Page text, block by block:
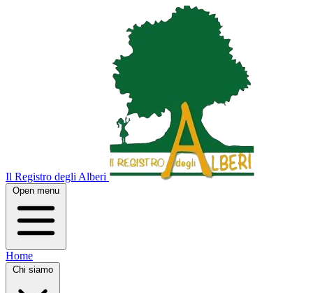
Il Registro degli Alberi
Open menu
Home
Chi siamo